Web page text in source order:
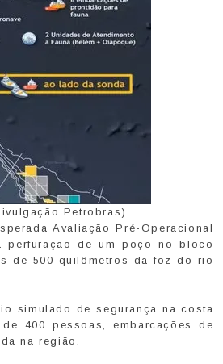
Petrobras)
Avaliação Pré-Operacional
perfuração de um poço no bloco
de 500 quilômetros da foz do rio
simulado de segurança na costa
400 pessoas, embarcações de
na região.